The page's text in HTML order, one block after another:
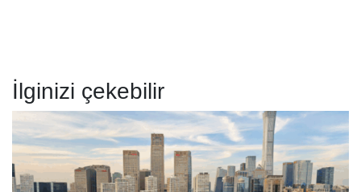
İlginizi çekebilir